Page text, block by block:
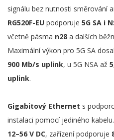
signálu bez nutnosti směrování
RG520F-EU podporuje 5G SA i
včetně pásma n28 a dalších
Maximální výkon pro 5G SA
900 Mb/s uplink, u 5G NSA až
uplink.
Gigabitový Ethernet s
instalaci pomocí jediného
12–56 V DC, zařízení podporuje